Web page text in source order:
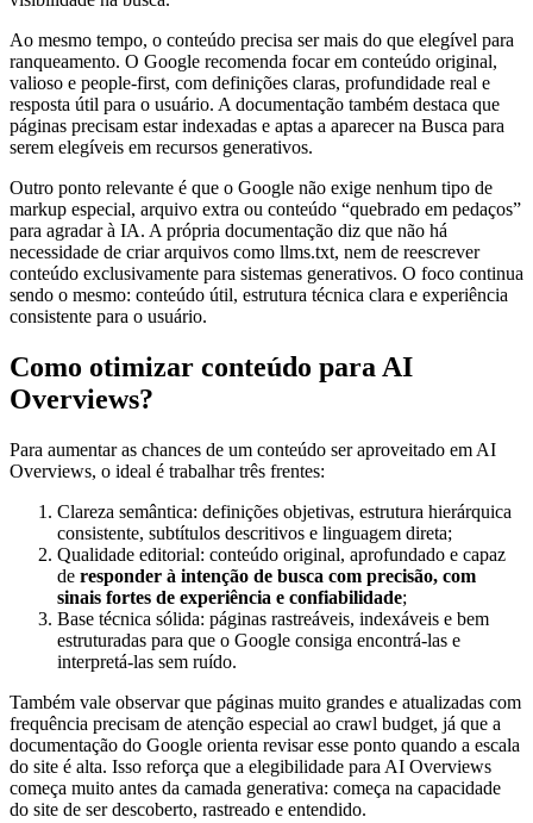
Ao mesmo tempo, o conteúdo precisa ser mais do que elegível para
ranqueamento. O Google recomenda focar em conteúdo original,
valioso e people-first, com definições claras, profundidade real e
resposta útil para o usuário. A documentação também destaca que
páginas precisam estar indexadas e aptas a aparecer na Busca para
serem elegíveis em recursos generativos.
Outro ponto relevante é que o Google não exige nenhum tipo de
markup especial, arquivo extra ou conteúdo “quebrado em pedaços”
para agradar à IA. A própria documentação diz que não há
necessidade de criar arquivos como llms.txt, nem de reescrever
conteúdo exclusivamente para sistemas generativos. O foco continua
sendo o mesmo: conteúdo útil, estrutura técnica clara e experiência
consistente para o usuário.
Como otimizar conteúdo para AI
Overviews?
Para aumentar as chances de um conteúdo ser aproveitado em AI
Overviews, o ideal é trabalhar três frentes:
Clareza semântica: definições objetivas, estrutura hierárquica
consistente, subtítulos descritivos e linguagem direta;
Qualidade editorial: conteúdo original, aprofundado e capaz
de responder à intenção de busca com precisão, com
sinais fortes de experiência e confiabilidade;
Base técnica sólida: páginas rastreáveis, indexáveis e bem
estruturadas para que o Google consiga encontrá-las e
interpretá-las sem ruído.
Também vale observar que páginas muito grandes e atualizadas com
frequência precisam de atenção especial ao crawl budget, já que a
documentação do Google orienta revisar esse ponto quando a escala
do site é alta. Isso reforça que a elegibilidade para AI Overviews
começa muito antes da camada generativa: começa na capacidade
do site de ser descoberto, rastreado e entendido.